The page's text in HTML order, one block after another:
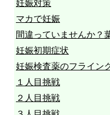
妊娠対策
マカで妊娠
間違っていませんか？
妊娠初期症状
妊娠検査薬のフライン
１人目挑戦
２人目挑戦